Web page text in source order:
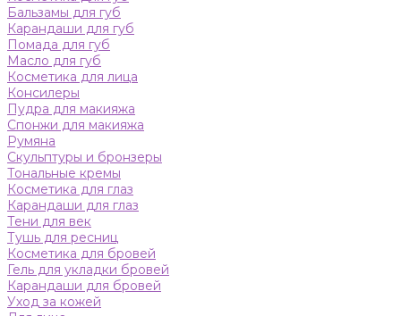
Бальзамы для губ
Карандаши для губ
Помада для губ
Масло для губ
Косметика для лица
Консилеры
Пудра для макияжа
Спонжи для макияжа
Румяна
Скульптуры и бронзеры
Тональные кремы
Косметика для глаз
Карандаши для глаз
Тени для век
Тушь для ресниц
Косметика для бровей
Гель для укладки бровей
Карандаши для бровей
Уход за кожей